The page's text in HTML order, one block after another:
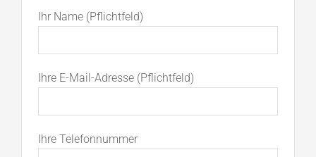
Ihr Name (Pflichtfeld)
Ihre E-Mail-Adresse (Pflichtfeld)
Ihre Telefonnummer